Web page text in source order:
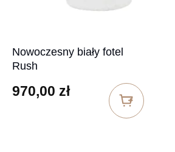
Nowoczesny biały fotel
Rush
970,00 zł